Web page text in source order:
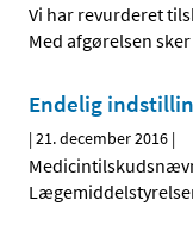
Vi har revurderet
Med afgørelsen
Endelig
|21. december 2016 |